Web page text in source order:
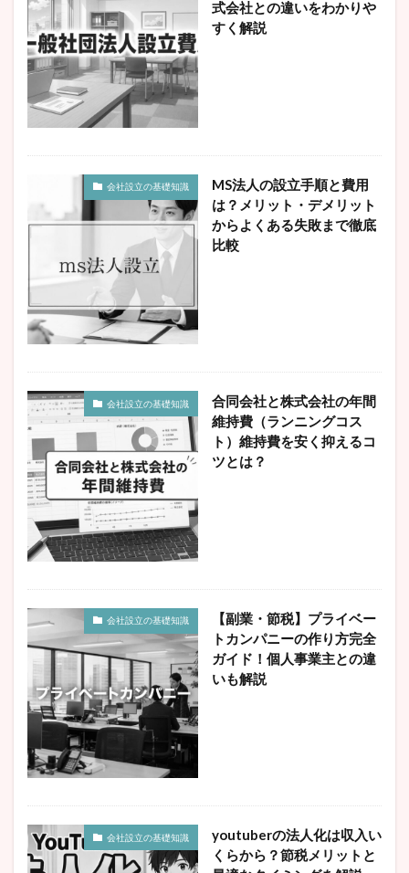
式会社との違いをわかりや
すく解説
会社設立の基礎知識
MS法人の設立手順と費用
は？メリット・デメリット
からよくある失敗まで徹底
比較
会社設立の基礎知識
合同会社と株式会社の年間
維持費（ランニングコス
ト）維持費を安く抑えるコ
ツとは？
会社設立の基礎知識
【副業・節税】プライベー
トカンパニーの作り方完全
ガイド！個人事業主との違
いも解説
会社設立の基礎知識
youtuberの法人化は収入い
くらから？節税メリットと